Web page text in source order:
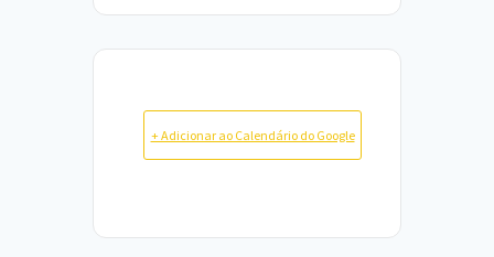
+ Adicionar ao Calendário do Google